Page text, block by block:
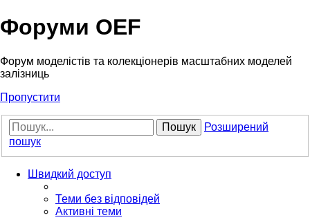
Форуми OEF
Форум моделістів та колекціонерів масштабних моделей
залізниць
Пропустити
Пошук
Розширений
пошук
Швидкий доступ
Теми без відповідей
Активні теми